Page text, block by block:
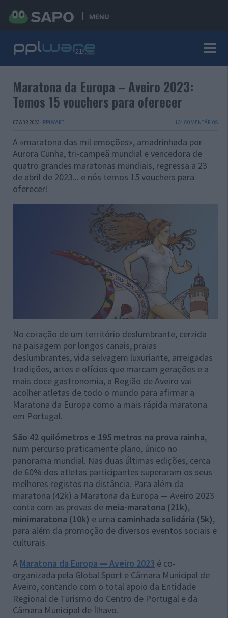
MENU
Maratona da Europa – Aveiro 2023:
Temos 15 vouchers para oferecer
07 ABR 2023 · PPLWARE 134 COMENTÁRIOS
A «maratona das mil emoções», amadrinhada por
Aurora Cunha, tri-campeã mundial e vencedora de
quatro grandes maratonas mundiais, regressa a 23
de abril de 2023... e nós temos 15 vouchers para
oferecer!
No coração de um território deslumbrante, cerzida
na paisagem por longos canais, praias
deslumbrantes, vida selvagem luxuriante, arreigadas
tradições, artes e ofícios que marcam gerações e a
mais doce gastronomia, a Região de Aveiro vai
acolher atletas de todo o mundo para afirmar a
Maratona da Europa como a mais rápida maratona
em Portugal.
São 42 quilómetros e 195 metros na prova rainha,
num percurso praticamente plano, único no
panorama mundial. Nas duas últimas edições, cerca
de 60% dos atletas participantes superaram os seus
melhores registos na distância. Para além da
maratona (42k) a Maratona da Europa — Aveiro 2023
conta com as provas de meia-maratona (21k),
minimaratona (10k) e uma caminhada solidária (5k),
para além da promoção de diversos eventos sociais e
culturais.
A Maratona da Europa — Aveiro 2023 é co-
organizada pela Global Sport e Câmara Municipal de
Aveiro, contando com o total apoio da Entidade
Regional de Turismo do Centro de Portugal e da
Câmara Municipal de Ílhavo.